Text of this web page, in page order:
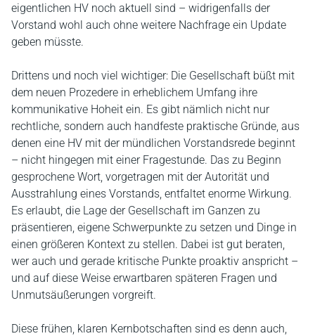
eigentlichen HV noch aktuell sind – widrigenfalls der
Vorstand wohl auch ohne weitere Nachfrage ein Update
geben müsste.
Drittens und noch viel wichtiger: Die Gesellschaft büßt mit
dem neuen Prozedere in erheblichem Umfang ihre
kommunikative Hoheit ein. Es gibt nämlich nicht nur
rechtliche, sondern auch handfeste praktische Gründe, aus
denen eine HV mit der mündlichen Vorstandsrede beginnt
– nicht hingegen mit einer Fragestunde. Das zu Beginn
gesprochene Wort, vorgetragen mit der Autorität und
Ausstrahlung eines Vorstands, entfaltet enorme Wirkung.
Es erlaubt, die Lage der Gesellschaft im Ganzen zu
präsentieren, eigene Schwerpunkte zu setzen und Dinge in
einen größeren Kontext zu stellen. Dabei ist gut beraten,
wer auch und gerade kritische Punkte proaktiv anspricht –
und auf diese Weise erwartbaren späteren Fragen und
Unmutsäußerungen vorgreift.
Diese frühen, klaren Kernbotschaften sind es denn auch,